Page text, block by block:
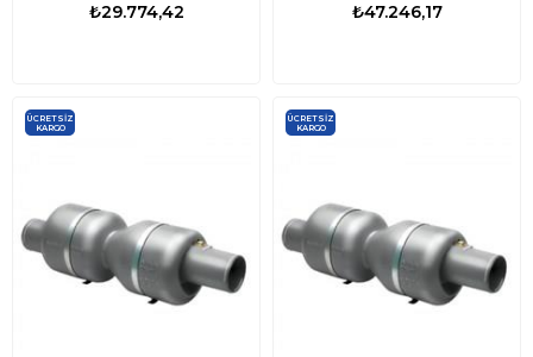
₺29.774,42 ₺47.246,17
ÜCRETSIZ
KARGO
ÜCRETSIZ
KARGO